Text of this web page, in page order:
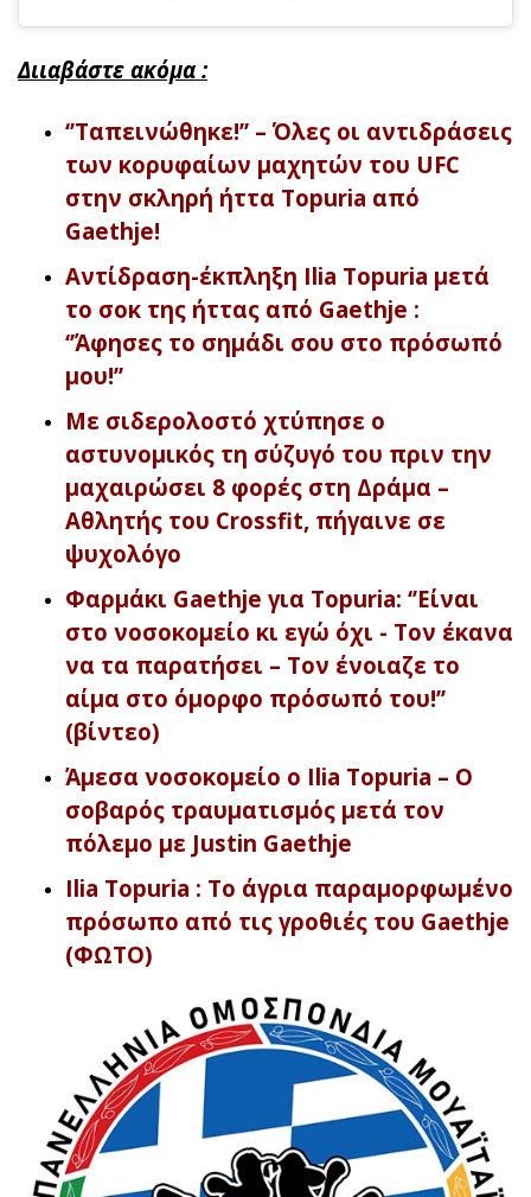
Διιαβάστε ακόμα :
‘’Ταπεινώθηκε!’’ – Όλες οι αντιδράσεις
των κορυφαίων μαχητών του UFC
στην σκληρή ήττα Topuria από
Gaethje!
Αντίδραση-έκπληξη Ilia Topuria μετά
το σοκ της ήττας από Gaethje :
‘’Άφησες το σημάδι σου στο πρόσωπό
μου!’’
Με σιδερολοστό χτύπησε ο
αστυνομικός τη σύζυγό του πριν την
μαχαιρώσει 8 φορές στη Δράμα –
Αθλητής του Crossfit, πήγαινε σε
ψυχολόγο
Φαρμάκι Gaethje για Topuria: ‘’Είναι
στο νοσοκομείο κι εγώ όχι - Τον έκανα
να τα παρατήσει – Τον ένοιαζε το
αίμα στο όμορφο πρόσωπό του!’’
(βίντεο)
Άμεσα νοσοκομείο ο Ilia Topuria – Ο
σοβαρός τραυματισμός μετά τον
πόλεμο με Justin Gaethje
Ilia Topuria : Το άγρια παραμορφωμένο
πρόσωπο από τις γροθιές του Gaethje
(ΦΩΤΟ)